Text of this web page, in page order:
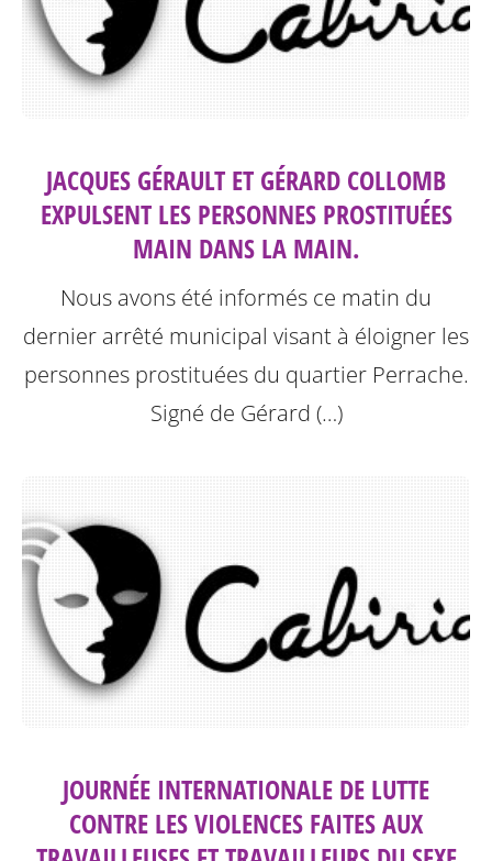
JACQUES GÉRAULT ET GÉRARD COLLOMB
EXPULSENT LES PERSONNES PROSTITUÉES
MAIN DANS LA MAIN.
Nous avons été informés ce matin du
dernier arrêté municipal visant à éloigner les
personnes prostituées du quartier Perrache.
Signé de Gérard (…)
JOURNÉE INTERNATIONALE DE LUTTE
CONTRE LES VIOLENCES FAITES AUX